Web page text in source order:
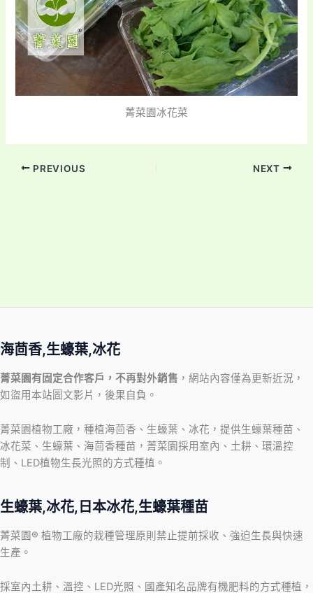
菁菜園冰花菜
PREVIOUS NEXT
海茴香,生蠔葉,冰花
菁菜園有固定合作客戶，不再對外銷售 ，網站內容僅為更新近況，
如盜用本站圖文影片，後果自負。
菁菜園植物工廠，種植海茴香、生蠔葉、冰花，提供生蠔葉種苗、
冰花菜、生蠔葉、海茴香種苗，菁菜園採用室內、土耕、環溫控
制、LED植物生長光照的方式種植。
生蠔葉,冰花,日本冰花,生蠔葉種苗
菁菜園® 植物工廠的栽種管理原則禁止提前採收、強迫生長與快速
生產。
採室內土耕、溫控、LED光照、國產知名品牌有機肥料的方式種植，